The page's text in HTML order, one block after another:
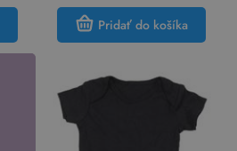
Pridať do košíka